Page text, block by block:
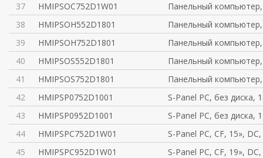
37
HMIPSOC752D1W01
Панельный
38
HMIPSOH552D1801
Панельный
39
HMIPSOH752D1801
Панельный
40
HMIPSOS552D1801
Панельный компьютер,
41
HMIPSOS752D1801
Панельный компьютер,
42
HMIPSP0752D1001
S-Panel PC, без диска,
43
HMIPSP0952D1001
S-Panel PC, без диска,
44
HMIPSPC752D1W01
S-Panel PC, CF, 15»,
45
HMIPSPC952D1W01
S-Panel PC, CF, 19»,